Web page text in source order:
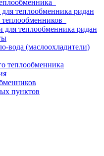
теплообменника ридан
для теплообменника ридан
вода (маслоохладители)
теплообменника
пунктов